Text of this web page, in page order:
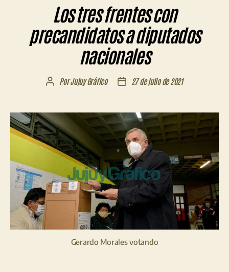
Los tres frentes con
precandidatos a diputados
nacionales
Autor
entrada
PorJujuy Gráfico
Fecha
entrada
27 de julio de 2021
Gerardo Morales votando